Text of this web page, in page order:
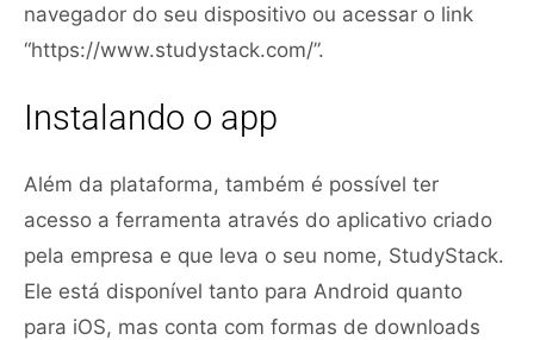
navegador do seu dispositivo ou acessar o link
“https://www.studystack.com/”.
Instalando o app
Além da plataforma, também é possível ter
acesso a ferramenta através do aplicativo criado
pela empresa e que leva o seu nome, StudyStack.
Ele está disponível tanto para Android quanto
para iOS, mas conta com formas de downloads